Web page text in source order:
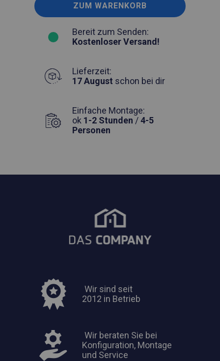
ZUM WARENKORB
Bereit zum Senden:
Kostenloser Versand!
Lieferzeit:
17 August schon bei dir
Einfache Montage:
ok 1-2 Stunden /4-5
Personen
Wir sind seit
2012 in Betrieb
Wir beraten Sie bei
Konfiguration, Montage
und Service